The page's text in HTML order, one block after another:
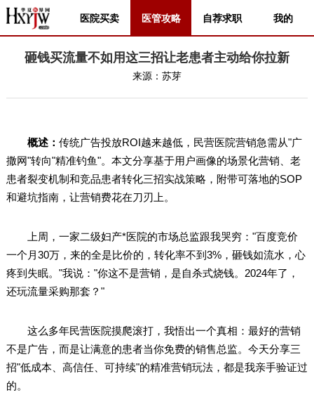
医院买卖 医管攻略 自荐求职 我的
砸钱买流量不如用这三招让老患者主动给你拉新
来源： 苏芽
概述： 传统广告投放ROI越来越低，民营医院营销急需从"广
撒网"转向"精准钓鱼"。本文分享基于用户画像的场景化营销、老
患者裂变机制和竞品患者转化三招实战策略，附带可落地的SOP
和避坑指南，让营销费花在刀刃上。
上周，一家二级妇产*医院的市场总监跟我哭穷："百度竞价
一个月30万，来的全是比价的，转化率不到3%，砸钱如流水，心
疼到失眠。"我说："你这不是营销，是自杀式烧钱。2024年了，
还玩流量采购那套？"
这么多年民营医院摸爬滚打，我悟出一个真相：最好的营销
不是广告，而是让满意的患者当你免费的销售总监。今天分享三
招"低成本、高信任、可持续"的精准营销玩法，都是我亲手验证过
的。